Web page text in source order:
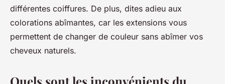
différentes coiffures. De plus, dites adieu aux
colorations abîmantes, car les extensions vous
permettent de changer de couleur sans abîmer vos
cheveux naturels.